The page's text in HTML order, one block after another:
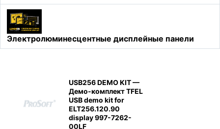
Электролюминесцентные дисплейные панели
USB256 DEMO KIT —
Демо-комплект TFEL
USB demo kit for
ELT256.120.90
display 997-7262-
00LF